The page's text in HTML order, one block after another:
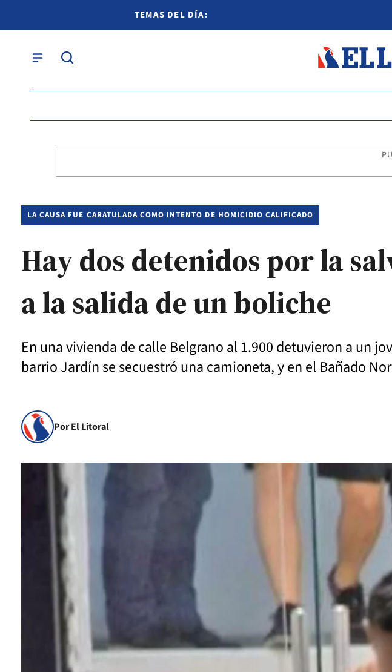
TEMAS DEL DÍA:
LA CAUSA FUE CARATULADA COMO INTENTO DE HOMICIDIO CALIFICADO
Hay dos detenidos por la
a la salida de un boliche
En una vivienda de calle Belgrano al 1.900 detuvieron a un
barrio Jardín se secuestró una camioneta, y en el Bañado
Por El Litoral